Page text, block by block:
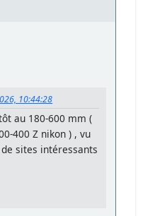
10:44:28
au 180-600 mm (
400 Z nikon ) , vu
sites intéressants